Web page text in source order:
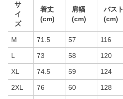
サ
イ
ズ
着丈
(cm)
肩幅
(cm)
バスト
(cm)
M 71.5 57 116
L 73 58 120
XL 74.5 59 124
2XL 76 60 128